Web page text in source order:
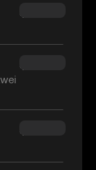
$54.90
$34.95
$160.00